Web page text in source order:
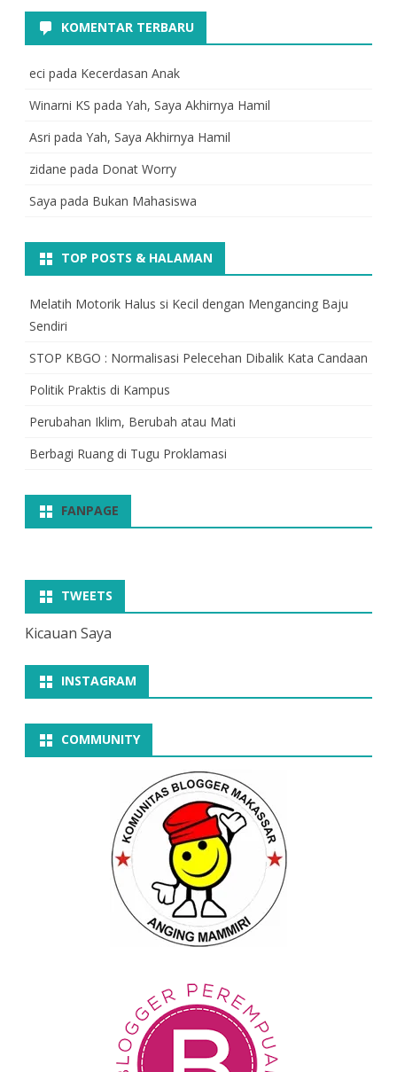
KOMENTAR TERBARU
eci pada Kecerdasan Anak
Winarni KS pada Yah, Saya Akhirnya Hamil
Asri pada Yah, Saya Akhirnya Hamil
zidane pada Donat Worry
Saya pada Bukan Mahasiswa
TOP POSTS & HALAMAN
Melatih Motorik Halus si Kecil dengan Mengancing Baju
Sendiri
STOP KBGO : Normalisasi Pelecehan Dibalik Kata Candaan
Politik Praktis di Kampus
Perubahan Iklim, Berubah atau Mati
Berbagi Ruang di Tugu Proklamasi
FANPAGE
TWEETS
Kicauan Saya
INSTAGRAM
COMMUNITY